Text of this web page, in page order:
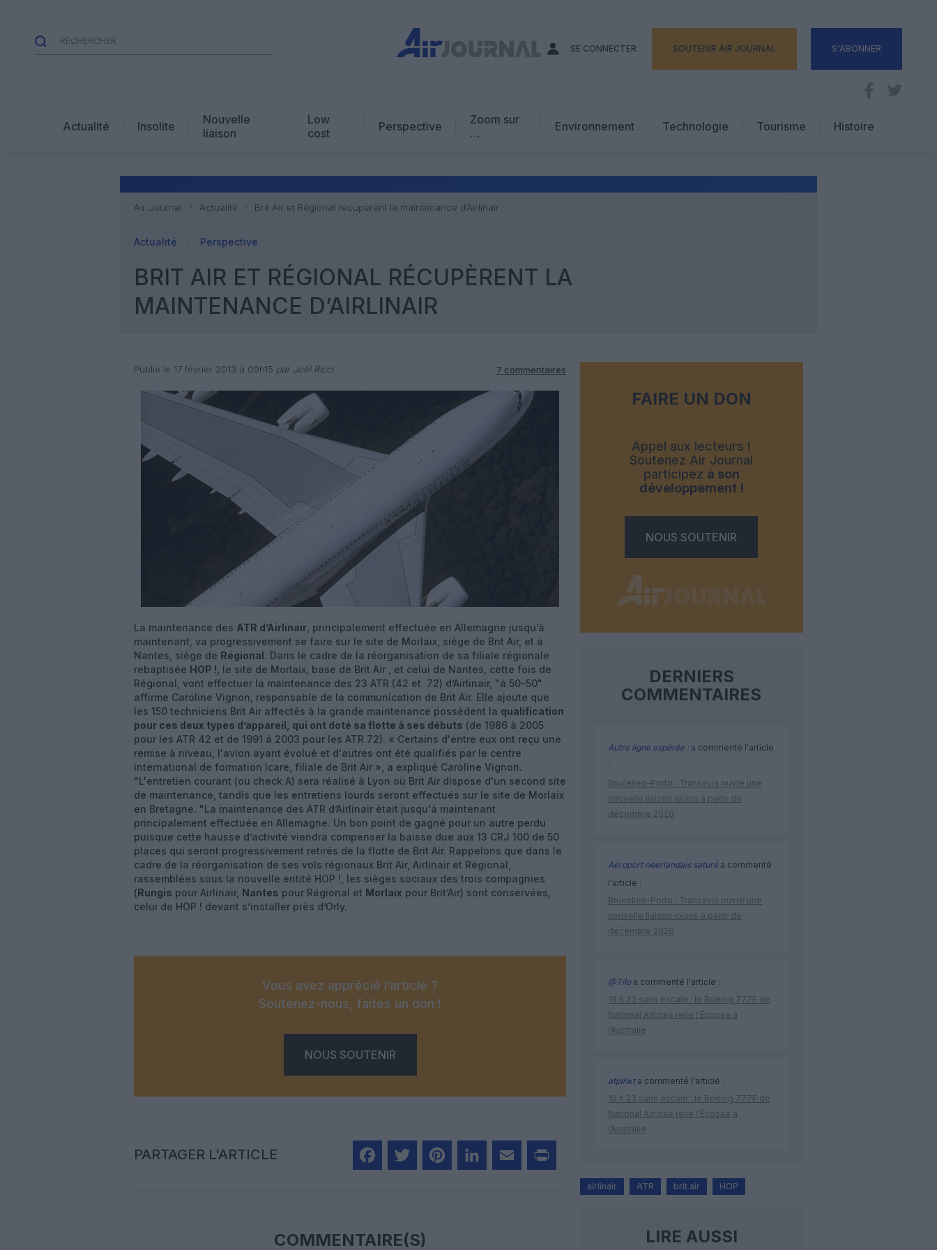
SE CONNECTER SOUTENIR AIR JOURNAL S'ABONNER
Actualité Insolite
Nouvelle
liaison
Low
cost
Perspective
Zoom sur
…
Avis d’expert
Environnement Technologie
Tourisme
Hôtellerie
Histoire
Air Journal Actualité Brit Air et Régional récupèrent la maintenance d’Airlinair
Actualité Perspective
BRIT AIR ET RÉGIONAL RÉCUPÈRENT LA
MAINTENANCE D’AIRLINAIR
Publié le 17 février 2013 à 09h15 par Joël Ricci 7 commentaires
La maintenance des ATR d’Airlinair , principalement effectuée en Allemagne jusqu’à
maintenant, va progressivement se faire sur le site de Morlaix, siège de Brit Air, et à
Nantes, siège de Régional. Dans le cadre de la réorganisation de sa filiale régionale
rebaptisée HOP ! , le site de Morlaix, base de Brit Air , et celui de Nantes, cette fois de
Régional, vont effectuer la maintenance des 23 ATR (42 et 72) d’Airlinair, "à 50-50"
affirme Caroline Vignon, responsable de la communication de Brit Air. Elle ajoute que
les 150 techniciens Brit Air affectés à la grande maintenance possèdent la qualification
pour ces deux types d’appareil, qui ont doté sa flotte à ses débuts (de 1986 à 2005
pour les ATR 42 et de 1991 à 2003 pour les ATR 72). « Certains d'entre eux ont reçu une
remise à niveau, l'avion ayant évolué et d'autres ont été qualifiés par le centre
international de formation Icare, filiale de Brit Air », a expliqué Caroline Vignon.
"L'entretien courant (ou check A) sera réalisé à Lyon où Brit Air dispose d'un second site
de maintenance, tandis que les entretiens lourds seront effectués sur le site de Morlaix
en Bretagne. "La maintenance des ATR d’Airlinair était jusqu'à maintenant
principalement effectuée en Allemagne. Un bon point de gagné pour un autre perdu
puisque cette hausse d’activité viendra compenser la baisse due aux 13 CRJ 100 de 50
places qui seront progressivement retirés de la flotte de Brit Air. Rappelons que dans le
cadre de la réorganisation de ses vols régionaux Brit Air, Airlinair et Régional,
rassemblées sous la nouvelle entité HOP !, les sièges sociaux des trois compagnies
(Rungis pour Airlinair, Nantes pour Régional et Morlaix pour Brit’Air) sont conservées,
celui de HOP ! devant s’installer près d’Orly.
Vous avez apprécié l’article ?
Soutenez-nous, faites un don !
NOUS SOUTENIR
PARTAGER L'ARTICLE
COMMENTAIRE(S)
FAIRE UN DON
Appel aux lecteurs !
Soutenez Air Journal
participez à son
développement !
NOUS SOUTENIR
DERNIERS
COMMENTAIRES
Autre ligne espérée :a commenté l'article
:
Bruxelles–Porto : Transavia ouvre une
nouvelle liaison loisirs à partir de
décembre 2026
Aéroport néerlandais saturéa commenté
l'article :
Bruxelles–Porto : Transavia ouvre une
nouvelle liaison loisirs à partir de
décembre 2026
@Tiloa commenté l'article :
19 h 23 sans escale : le Boeing 777F de
National Airlines relie l’Écosse à
l’Australie
atplhkta commenté l'article :
19 h 23 sans escale : le Boeing 777F de
National Airlines relie l’Écosse à
l’Australie
airlinair ATR brit air HOP
LIRE AUSSI